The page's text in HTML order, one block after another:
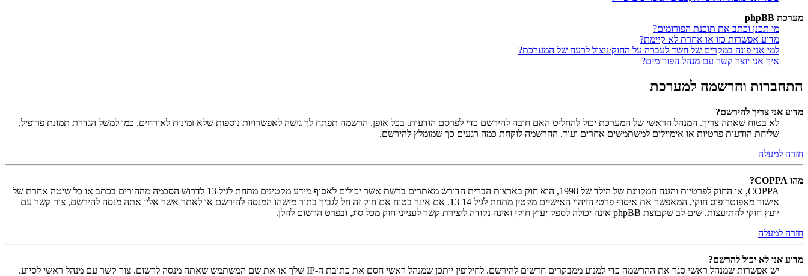
מערכת phpBB
מי תכנן וכתב את תוכנת הפורומים?
מדוע אפשרות כזו או אחרת לא קיימת?
למי אני פונה במקרים של חשד לעברה על החוק/ניצול לרעה של המערכת?
איך אני יוצר קשר עם מנהל הפורומים?
התחברות והרשמה למערכת
מדוע אני צריך להירשם?
לא בטוח שאתה צריך. המנהל הראשי של המערכת יכול להחליט האם חובה להירשם כדי לפרסם הודעות. בכל אופן, הרשמה תפתח לך גישה לאפשרויות נוספות שלא זמינות לאורחים, כמו למשל הגדרת תמונת פרופיל,
שליחת הודעות פרטיות או אימיילים למשתמשים אחרים ועוד. ההרשמה לוקחת כמה רגעים כך שמומלץ להירשם.
חזרה למעלה
מהו COPPA?
COPPA, או החוק לפרטיות והגנה המקוונת של הילד של 1998, הוא חוק בארצות הברית הדורש מאתרים ברשת אשר יכולים לאסוף מידע מקטינים מתחת לגיל 13 לדרוש הסכמה מההורים בכתב או כל שיטה אחרת של
אישור מאפוטרופוס חוקי, המאפשר את איסוף פרטי הזיהוי האישיים מקטין מתחת לגיל 14 13. אם אינך בטוח אם חוק זה חל לגביך בתור מישהו המנסה להירשם או לאתר אשר אליו אתה מנסה להירשם, צור קשר עם
יועץ חוקי להתיעצות. שים לב שקבוצת phpBB אינה יכולה לספק יעוץ חוקי ואינה נקודה ליצירת קשר לענייני חוק מכל סוג, ובפרט הרשום להלן.
חזרה למעלה
מדוע אני לא יכול להרשם?
יש אפשרות שמנהל ראשי סגר את ההרשמה כדי למנוע ממבקרים חדשים להירשם. לחילופין ייתכן שמנהל ראשי חסם את כתובת ה-IP שלך או את שם המשתמש שאתה מנסה לרשום. צור קשר עם מנהל ראשי לסיוע.